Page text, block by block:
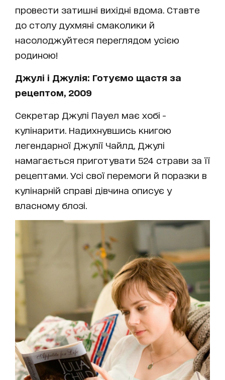
провести затишні вихідні вдома. Ставте
до столу духмяні смаколики й
насолоджуйтеся переглядом усією
родиною!
Джулі і Джулія: Готуємо щастя за
рецептом, 2009
Секретар Джулі Пауел має хобі -
кулінарити. Надихнувшись книгою
легендарної Джулії Чайлд, Джулі
намагається приготувати 524 страви за її
рецептами. Усі свої перемоги й поразки в
кулінарній справі дівчина описує у
власному блозі.